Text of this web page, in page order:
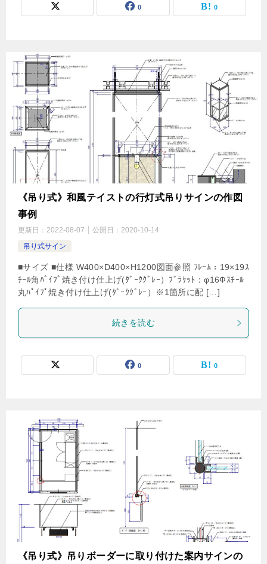
0 0
《吊り式》和風テイストの行灯式吊りサインの作図
事例
更新日： 2022-08-07 公開日： 2020-10-14
吊り式サイン
■サイズ ■仕様 W400×D400×H1200図面参照 ﾌﾚｰﾑ：19×19ｽ
ﾁｰﾙ角ﾊﾟｲﾌﾟ焼き付け仕上げ(ﾀﾞｰｸｸﾞﾚｰ）ﾌﾞﾗｹｯﾄ：φ16Фｽﾁｰﾙ
丸ﾊﾟｲﾌﾟ焼き付け仕上げ(ﾀﾞｰｸｸﾞﾚｰ）※1箇所に配 […]
続きを読む
0 0
《吊り式》吊りボーダーに取り付けた案内サインの